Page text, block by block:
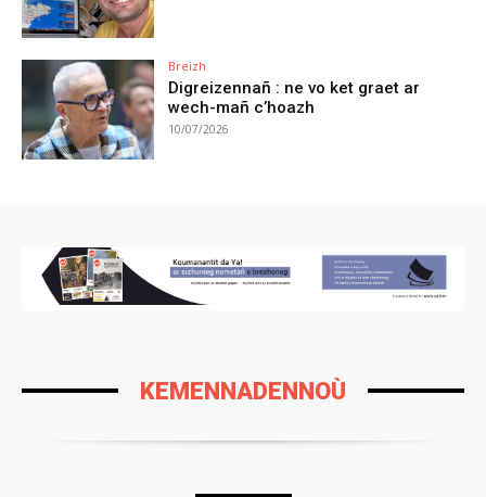
Breizh
Digreizennañ : ne vo ket graet ar
wech-mañ c’hoazh
10/07/2026
KEMENNADENNOÙ